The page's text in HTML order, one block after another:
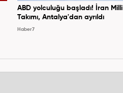
ABD yolculuğu başladı! İran Milli
Takımı, Antalya'dan ayrıldı
Haber7